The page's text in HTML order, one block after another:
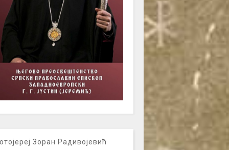
Зоран Радивојевић